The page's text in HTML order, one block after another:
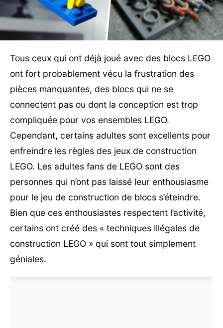
Tous ceux qui ont déjà joué avec des blocs LEGO
ont fort probablement vécu la frustration des
pièces manquantes, des blocs qui ne se
connectent pas ou dont la conception est trop
compliquée pour vos ensembles LEGO.
Cependant, certains adultes sont excellents pour
enfreindre les règles des jeux de construction
LEGO. Les adultes fans de LEGO sont des
personnes qui n’ont pas laissé leur enthousiasme
pour le jeu de construction de blocs s’éteindre.
Bien que ces enthousiastes respectent l’activité,
certains ont créé des « techniques illégales de
construction LEGO » qui sont tout simplement
géniales.